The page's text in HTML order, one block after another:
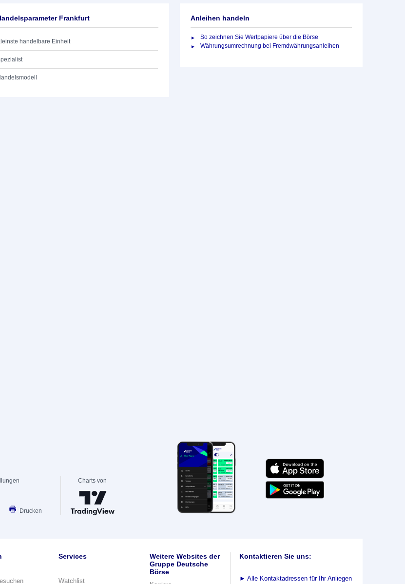
Frankfurt
handelbare Einheit
Anleihen handeln
So zeichnen Sie Wertpapiere über die Börse
Währungsumrechnung bei Fremdwährungsanleihen
Drucken
Charts von
Services
Watchlist
Weitere Websites der
Gruppe Deutsche
Börse
Kontaktieren Sie uns:
► Alle Kontaktadressen für Ihr Anliegen